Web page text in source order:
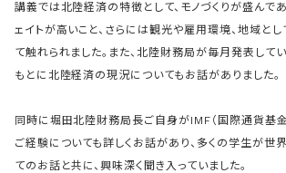
講義では北陸経済の特徴として、モノづくりが盛んで
ェイトが高いこと、さらには観光や雇用環境、地域と
て触れられました。また、北陸財務局が毎月発表して
もとに北陸経済の現況についてもお話がありました。
同時に堀田北陸財務局長ご自身がIMF（国際通貨基
ご経験についても詳しくお話があり、多くの学生が世
てのお話と共に、興味深く聞き入っていました。